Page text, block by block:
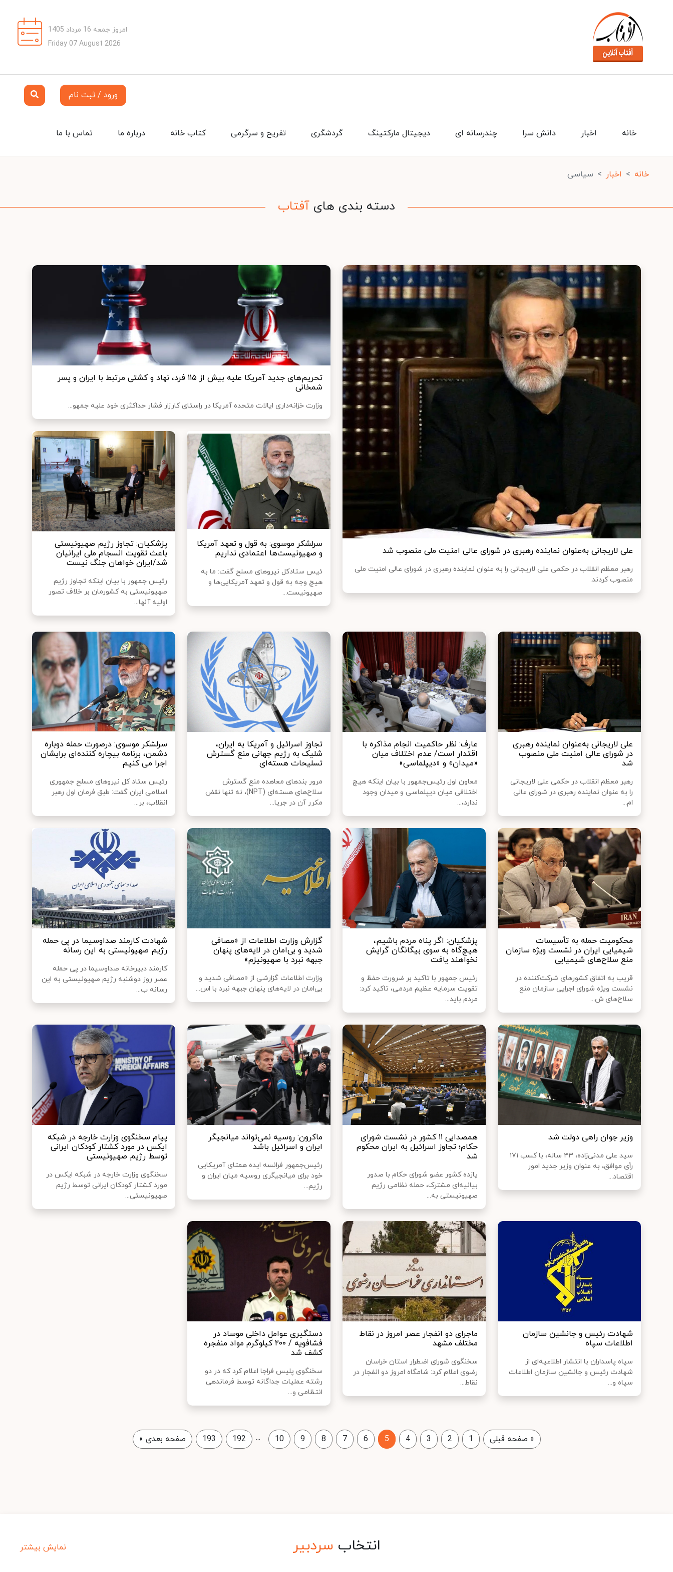
امروز جمعه 16 مرداد 1405
Friday 07 August 2026
ورود / ثبت نام
تماس با ما درباره ما کتاب خانه تفریح و سرگرمی گردشگری دیجیتال مارکتینگ چندرسانه ای دانش سرا اخبار خانه
خانه اخبار سیاسی
دسته بندی های آفتاب
علی لاریجانی به‌عنوان نماینده رهبری در شورای عالی امنیت ملی منصوب شد
رهبر معظم انقلاب در حکمی علی لاریجانی را به عنوان نماینده رهبری در شورای عالی امنیت ملی
منصوب کردند.
تحریم‌های جدید آمریکا علیه بیش از ۱۱۵ فرد، نهاد و کشتی مرتبط با ایران و پسر
شمخانی
وزارت خزانه‌داری ایالات متحده آمریکا در راستای کارزار فشار حداکثری خود علیه جمهو...
سرلشکر موسوی: به قول و تعهد آمریکا
و صهیونیست‌ها اعتمادی نداریم
ئیس ستادکل نیروهای مسلح گفت: ما به
هیچ وجه به قول و تعهد آمریکایی‌ها و
صهیونیست‌...
پزشکیان: تجاوز رژیم صهیونیستی
باعث تقویت انسجام ملی ایرانیان
شد/ایران خواهان جنگ نیست
رئیس جمهور با بیان اینکه تجاوز رژیم
صهیونیستی به کشورمان بر خلاف تصور
اولیه آنها...
علی لاریجانی به‌عنوان نماینده رهبری
در شورای عالی امنیت ملی منصوب
شد
رهبر معظم انقلاب در حکمی علی لاریجانی
را به عنوان نماینده رهبری در شورای عالی
ام...
عارف: نظر حاکمیت انجام مذاکره با
اقتدار است/ عدم اختلاف میان
«میدان» و «دیپلماسی»
معاون اول رئیس‌جمهور با بیان اینکه هیچ
اختلافی میان دیپلماسی و میدان وجود
ندارد،...
تجاوز اسرائیل و آمریکا به ایران،
شلیک به رژیم جهانی منع گسترش
تسلیحات هسته‌ای
مرور بندهای معاهده منع گسترش
سلاح‌های هسته‌ای (NPT)، نه تنها نقض
مکرر آن در جریا...
سرلشکر موسوی: درصورت حمله دوباره
دشمن، برنامه بیچاره کننده‌ای برایشان
اجرا می کنیم
رئیس ستاد کل نیروهای مسلح جمهوری
اسلامی ایران گفت: طبق فرمان اول رهبر
انقلاب، بر...
محکومیت حمله به تأسیسات
شیمیایی ایران در نشست ویژه سازمان
منع سلاح‌های شیمیایی
قریب به اتفاق کشورهای شرکت‌کننده در
نشست ویژه شورای اجرایی سازمان منع
سلاح‌های ش...
پزشکیان: اگر پناه مردم باشیم،
هیچ‌گاه به سوی بیگانگان گرایش
نخواهند یافت
رئیس جمهور با تاکید بر ضرورت حفظ و
تقویت سرمایه عظیم مردمی، تاکید کرد:
مردم باید...
گزارش وزارت اطلاعات از «مصافی
شدید و بی‌امان در لایه‌های پنهان
جبهه‌ نبرد با صهیونیزم»
وزارت اطلاعات گزارشی از «مصافی شدید و
بی‌امان در لایه‌های پنهان جبهه‌ نبرد با اس...
شهادت کارمند صداوسیما در پی حمله
رژیم صهیونیستی به این رسانه
کارمند دبیرخانه صداوسیما در پی حمله
عصر روز دوشنبه رژیم صهیونیستی به این
رسانه ب...
وزیر جوان راهی دولت شد
سید علی مدنی‌زاده، ۴۳ ساله، با کسب ۱۷۱
رأی موافق، به عنوان وزیر جدید امور
اقتصاد...
همصدایی ۱۱ کشور در نشست شورای
حکام؛ تجاوز اسرائیل به ایران محکوم
شد
یازده کشور عضو شورای حکام با صدور
بیانیه‌ای مشترک، حمله نظامی رژیم
صهیونیستی به...
ماکرون: روسیه نمی‌تواند میانجیگر
ایران و اسرائیل باشد
رئیس‌جمهور فرانسه ایده همتای آمریکایی
خود برای میانجیگری روسیه میان ایران و
رژیم...
پیام سخنگوی وزارت خارجه در شبکه
ایکس در مورد کشتار کودکان ایرانی
توسط رژیم صهیونیستی
سخنگوی وزارت خارجه در شبکه ایکس در
مورد کشتار کودکان ایرانی توسط رژیم
صهیونیستی...
شهادت رئیس و جانشین سازمان
اطلاعات سپاه
سپاه پاسداران با انتشار اطلاعیه‌ای از
شهادت رئیس و جانشین سازمان اطلاعات
سپاه و...
ماجرای دو انفجار عصر امروز در نقاط
مختلف مشهد
سخنگوی شورای اضطرار استان خراسان
رضوی اعلام کرد: شامگاه امروز دو انفجار در
نقاط...
دستگیری عوامل داخلی موساد در
فشافویه / ۲۰۰ کیلوگرم مواد منفجره
کشف شد
سخنگوی پلیس فراجا اعلام کرد که در دو
رشته عملیات جداگانه توسط فرماندهی
انتظامی و...
« صفحه قبلی 1
2
3
4
5
6
7
8
9
10
...
192
193 صفحه بعدی »
انتخاب سردبیر نمایش بیشتر